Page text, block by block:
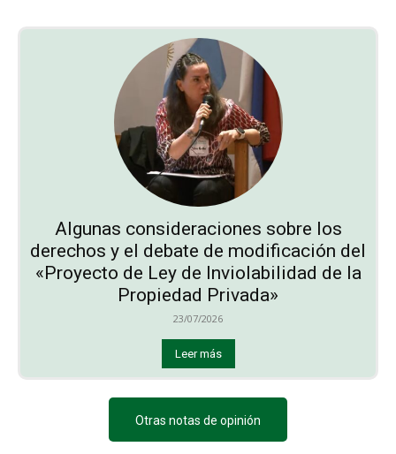
Algunas consideraciones sobre los
derechos y el debate de modificación del
«Proyecto de Ley de Inviolabilidad de la
Propiedad Privada»
23/07/2026
Leer más
Otras notas de opinión